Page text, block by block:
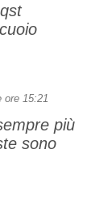
ore 15:21
più
sono